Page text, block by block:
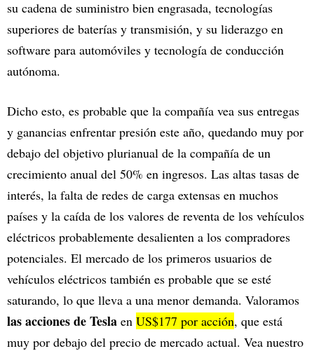
su cadena de suministro bien engrasada, tecnologías
superiores de baterías y transmisión, y su liderazgo en
software para automóviles y tecnología de conducción
autónoma.
Dicho esto, es probable que la compañía vea sus entregas
y ganancias enfrentar presión este año, quedando muy por
debajo del objetivo plurianual de la compañía de un
crecimiento anual del 50% en ingresos. Las altas tasas de
interés, la falta de redes de carga extensas en muchos
países y la caída de los valores de reventa de los vehículos
eléctricos probablemente desalienten a los compradores
potenciales. El mercado de los primeros usuarios de
vehículos eléctricos también es probable que se esté
saturando, lo que lleva a una menor demanda. Valoramos
las acciones de Tesla en US$177 por acción, que está
muy por debajo del precio de mercado actual. Vea nuestro